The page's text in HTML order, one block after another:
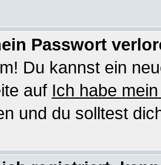
Passwort
Du kannst ein
auf Ich habe
und du solltest